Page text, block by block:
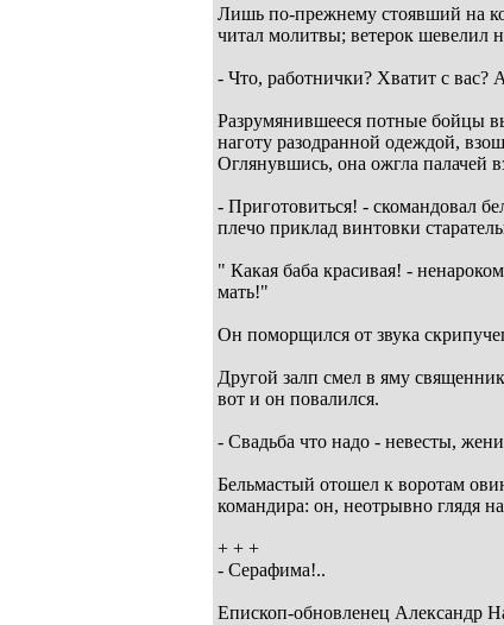
Лишь по-прежнему стоявший на
читал молитвы; ветерок шевелил
- Что, работнички? Хватит с вас?
Разрумянившееся потные бойцы
наготу разодранной одеждой,
Оглянувшись, она ожгла палачей
- Приготовиться! - скомандовал
плечо приклад винтовки
" Какая баба красивая! -
мать!"
Он поморщился от звука
Другой залп смел в яму
вот и он повалился.
- Свадьба что надо - невесты,
Бельмастый отошел к воротам
командира: он, неотрывно глядя
+ + +
- Серафима!..
Епископ-обновленец Александр